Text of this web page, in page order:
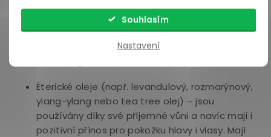
Nastavení
Souhlasím
Bylinné výtažky (jako je šalvěj, rozmarýn, bříze či
kopřiva) – mají různé účinky, včetně podpory
růstu vlasů, posilování vlasů, snižování tvorby
Éterické oleje (např. levandulový, rozmarýnový,
ylang-ylang nebo tea tree olej) – jsou
používány díky své příjemné vůni a navíc mají i
pozitivní přínos pro pokožku hlavy i vlasy. Mají